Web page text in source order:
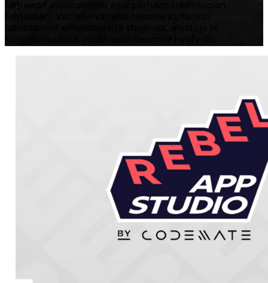
tarpeisiin – valitsemme aina parhaan teknologian